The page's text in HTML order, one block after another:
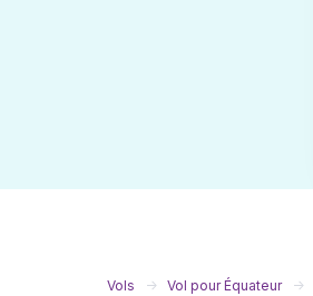
Vols Vol pour Équateur